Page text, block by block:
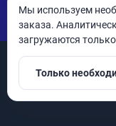
© 2026 ANDPRO / ООО
Мы используем
заказа.
загружаются
Только